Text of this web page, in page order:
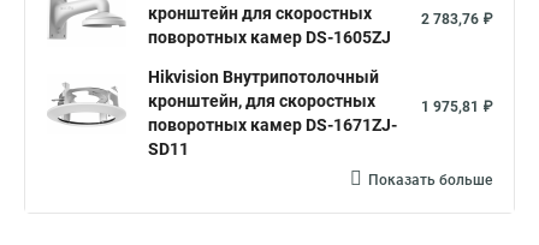
кронштейн для скоростных
поворотных камер DS-1605ZJ
2 783,76 ₽
Hikvision Внутрипотолочный
кронштейн, для скоростных
поворотных камер DS-1671ZJ-
SD11
1 975,81 ₽
Показать больше